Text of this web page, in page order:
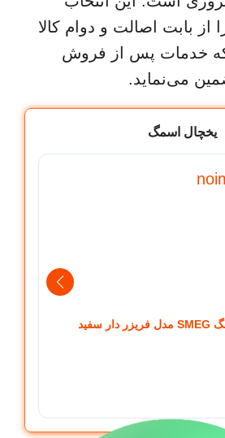
از بابت اصالت و دوام کالا
خدمات پس از فروش
می‌نماید.
یخچال اسمگ